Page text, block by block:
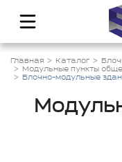
Главная Каталог
Модульные пункты
Блочно-модульные